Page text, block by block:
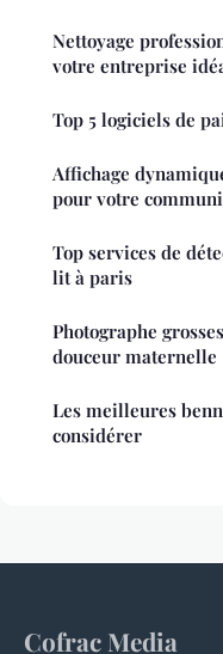
Nettoyage
votre entreprise
Top 5 logiciels de
Affichage
pour votre
Top services de
lit à paris
Photographe
douceur maternelle
Les meilleures
considérer
Cofrac Media